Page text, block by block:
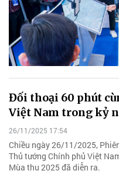
Đối thoại 60 phút
Việt Nam trong kỷ
26/11/2025 17:54
Chiều ngày 26/11/2025,
Thủ tướng Chính phủ Việt
Mùa thu 2025 đã diễn ra.